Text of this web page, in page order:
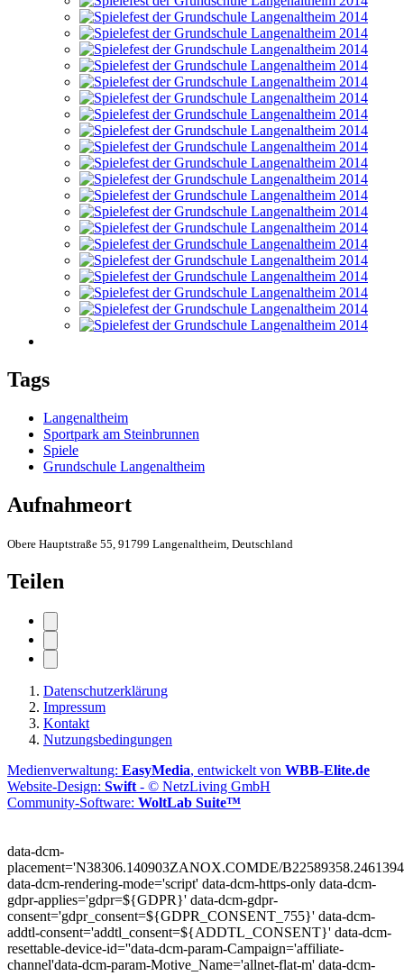
Tags
Langenaltheim
Sportpark am Steinbrunnen
Spiele
Grundschule Langenaltheim
Aufnahmeort
Obere Hauptstraße 55, 91799 Langenaltheim, Deutschland
Teilen
Datenschutzerklärung
Impressum
Kontakt
Nutzungsbedingungen
Medienverwaltung: EasyMedia, entwickelt von WBB-Elite.de
Website-Design: Swift - © NetzLiving GmbH
Community-Software: WoltLab Suite™
data-dcm-
placement='N38306.140903ZANOX.COMDE/
data-dcm-rendering-mode='script' data-dcm-https-only data-dcm-
gdpr-applies='gdpr=${GDPR}' data-dcm-gdpr-
consent='gdpr_consent=${GDPR_CONSENT_755}' data-dcm-
addtl-consent='addtl_consent=${ADDTL_CONSENT}' data-dcm-
resettable-device-id=''data-dcm-param-Campaign='affiliate-
channel'data-dcm-param-Motive_Name='allnet-flat-m' data-dcm-